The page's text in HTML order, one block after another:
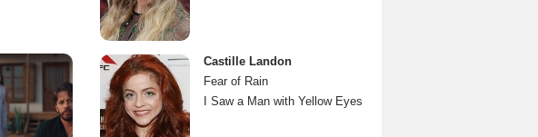
Castille Landon
Fear of Rain
I Saw a Man with Yellow Eyes